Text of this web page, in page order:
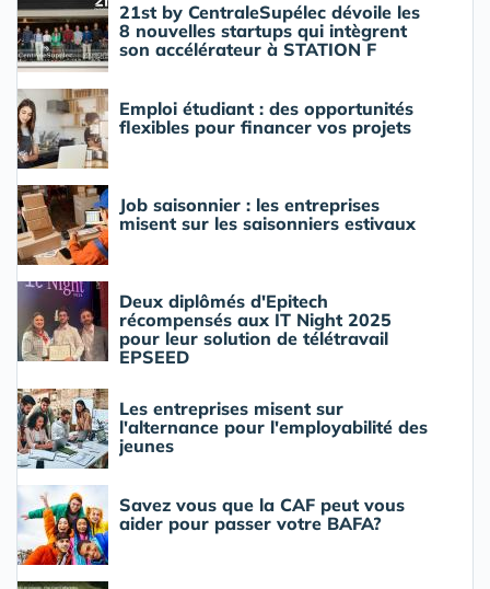
21st by CentraleSupélec dévoile les
8 nouvelles startups qui intègrent
son accélérateur à STATION F
Emploi étudiant : des opportunités
flexibles pour financer vos projets
Job saisonnier : les entreprises
misent sur les saisonniers estivaux
Deux diplômés d'Epitech
récompensés aux IT Night 2025
pour leur solution de télétravail
EPSEED
Les entreprises misent sur
l'alternance pour l'employabilité des
jeunes
Savez vous que la CAF peut vous
aider pour passer votre BAFA?